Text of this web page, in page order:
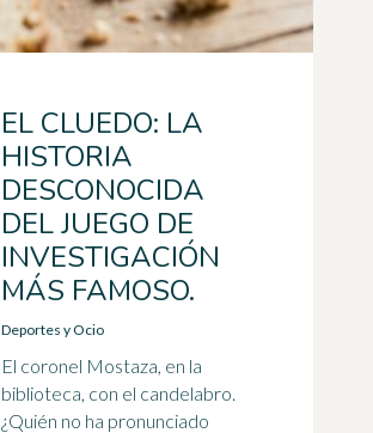
EL CLUEDO: LA
HISTORIA
DESCONOCIDA
DEL JUEGO DE
INVESTIGACIÓN
MÁS FAMOSO.
Deportes y Ocio
El coronel Mostaza, en la
biblioteca, con el candelabro.
¿Quién no ha pronunciado